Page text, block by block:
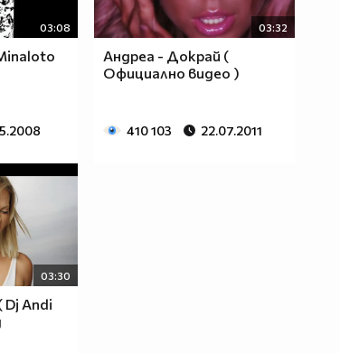
03:08 03:32
Андреа - Докрай (
Официално видео )
410 103 22.07.2011
03:30
Dj Andi